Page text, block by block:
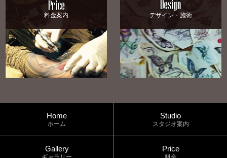
料金案内 デザイン・施術
Home
ホーム
Studio
スタジオ案内
Gallery Price